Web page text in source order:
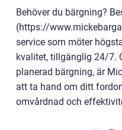
Behöver du bärgning?
(https://
service som möter
kvalitet, tillgänglig 24/7.
planerad bärgning, är
att ta hand om ditt
omvårdnad och